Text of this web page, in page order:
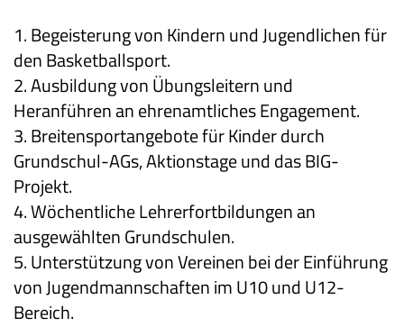
1. Begeisterung von Kindern und Jugendlichen für
den Basketballsport.
2. Ausbildung von Übungsleitern und
Heranführen an ehrenamtliches Engagement.
3. Breitensportangebote für Kinder durch
Grundschul-AGs, Aktionstage und das BIG-
Projekt.
4. Wöchentliche Lehrerfortbildungen an
ausgewählten Grundschulen.
5. Unterstützung von Vereinen bei der Einführung
von Jugendmannschaften im U10 und U12-
Bereich.